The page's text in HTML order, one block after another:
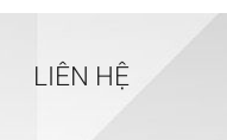
LIÊN HỆ